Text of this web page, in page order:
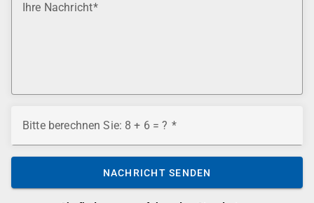
Ihre Nachricht
Bitte berechnen Sie: 8 + 6 = ?
NACHRICHT SENDEN